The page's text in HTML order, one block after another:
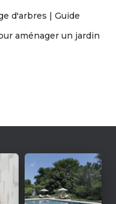
d'arbres | Guide
aménager un jardin